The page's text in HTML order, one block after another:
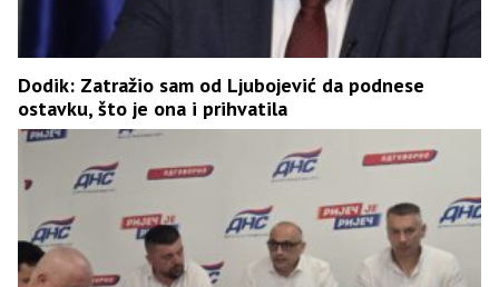
Dodik: Zatražio sam od Ljubojević da podnese
ostavku, što je ona i prihvatila